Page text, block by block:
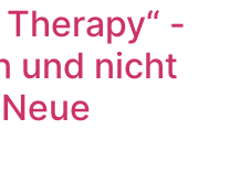
-
und nicht